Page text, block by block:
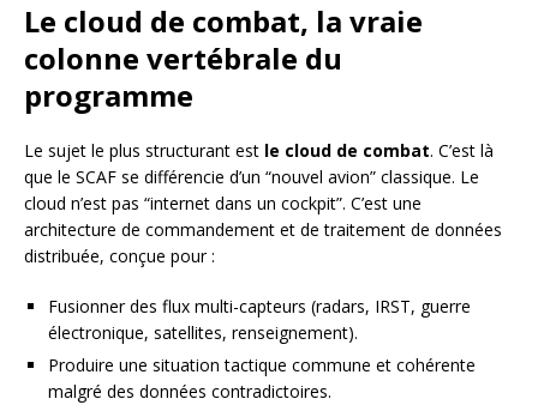
Le cloud de combat, la vraie
colonne vertébrale du
programme
Le sujet le plus structurant est le cloud de combat. C’est là
que le SCAF se différencie d’un “nouvel avion” classique. Le
cloud n’est pas “internet dans un cockpit”. C’est une
architecture de commandement et de traitement de données
distribuée, conçue pour :
Fusionner des flux multi-capteurs (radars, IRST, guerre
électronique, satellites, renseignement).
Produire une situation tactique commune et cohérente
malgré des données contradictoires.